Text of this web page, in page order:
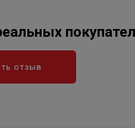
отзыв